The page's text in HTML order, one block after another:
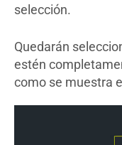
selección.
Quedarán
estén
como se muestra